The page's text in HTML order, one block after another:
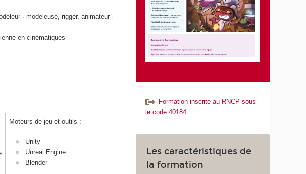
· modeleuse, rigger, animateur ·
en cinématiques
Moteurs de jeu et outils :
Unity
Unreal Engine
Blender
Formation inscrite au RNCP sous
le code 40184
Les caractéristiques de
la formation